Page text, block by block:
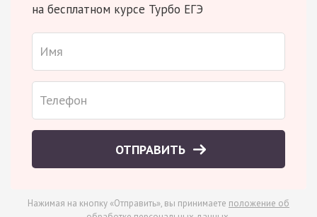
на бесплатном курсе Турбо ЕГЭ
ОТПРАВИТЬ
Нажимая на кнопку «Отправить», вы принимаете положение об